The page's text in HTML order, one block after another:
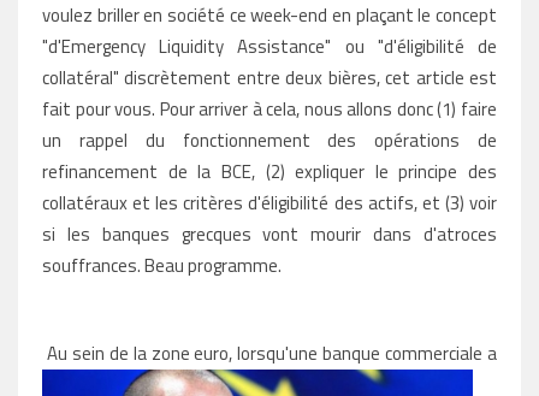
voulez briller en société ce week-end en plaçant le concept
"d'Emergency Liquidity Assistance" ou "d'éligibilité de
collatéral" discrètement entre deux bières, cet article est
fait pour vous. Pour arriver à cela, nous allons donc (1) faire
un rappel du fonctionnement des opérations de
refinancement de la BCE, (2) expliquer le principe des
collatéraux et les critères d'éligibilité des actifs, et (3) voir
si les banques grecques vont mourir dans d'atroces
souffrances. Beau programme.
Au sein de la zone euro, lorsqu'une banque commerciale a